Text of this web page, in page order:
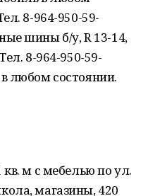
8-964-950-59-
шины б/у, R 13-14,
8-964-950-59-
любом состоянии.
м с мебелью по ул.
магазины, 420